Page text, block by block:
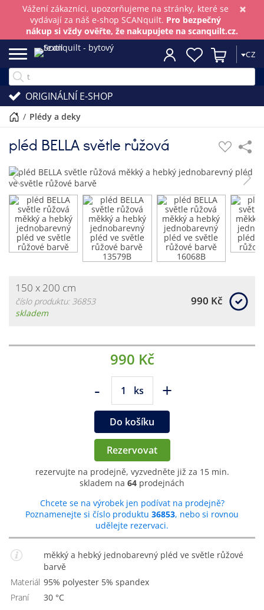
×
Vážení zákazníci, upozorňujeme na stránky, které se
vydávají za náš e-shop SCANquilt. Pro bezpečný
nákup si vždy ověřte, že nakupujete na scanquilt.cz.
CZ
ORIGINÁLNÍ E-SHOP
/ plédy a deky
pléd BELLA světle růžová
150 x 200 cm
číslo produktu: 36853
skladem
990 Kč
990 Kč
- ks +
Do košíku
Rezervovat
rezervujte na prodejně, vyzvedněte již za 15 min.
skladem na 64 prodejnách
Chcete se na výrobek jen podívat na prodejně?
Poznamenejte si číslo produktu 36853, nebo si rovnou
udělejte rezervaci.
měkký a hebký jednobarevný pléd ve světle růžové
barvě
Materiál
95% polyester 5% spandex
Praní
30 °C